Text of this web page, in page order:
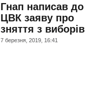
Гнап написав до
ЦВК заяву про
зняття з виборів
7 березня, 2019, 16:41